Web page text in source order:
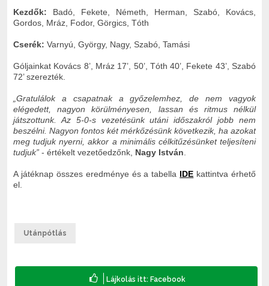
Kezdők: Badó, Fekete, Németh, Herman, Szabó, Kovács,
Gordos, Mráz, Fodor, Görgics, Tóth
Cserék: Varnyú, György, Nagy, Szabó, Tamási
Góljainkat Kovács 8’, Mráz 17’, 50’, Tóth 40’, Fekete 43’, Szabó
72’ szerezték.
„Gratulálok a csapatnak a győzelemhez, de nem vagyok
elégedett, nagyon körülményesen, lassan és ritmus nélkül
játszottunk. Az 5-0-s vezetésünk utáni időszakról jobb nem
beszélni. Nagyon fontos két mérkőzésünk következik, ha azokat
meg tudjuk nyerni, akkor a minimális célkitűzésünket teljesíteni
tudjuk” - értékelt vezetőedzőnk, Nagy István.
A játéknap összes eredménye és a tabella IDE kattintva érhető
el.
Utánpótlás